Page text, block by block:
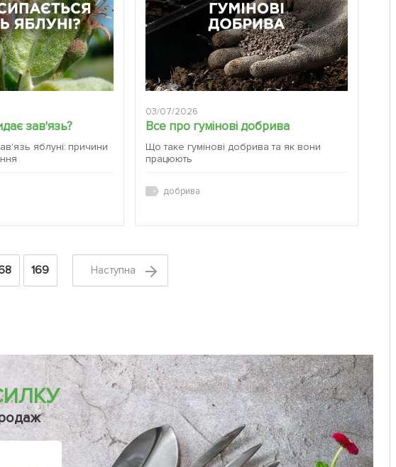
зав'язь?
яблуні: причини
03/07/2026
Все про гумінові добрива
Що таке гумінові добрива та як вони
працюють
добрива
169 Наступна